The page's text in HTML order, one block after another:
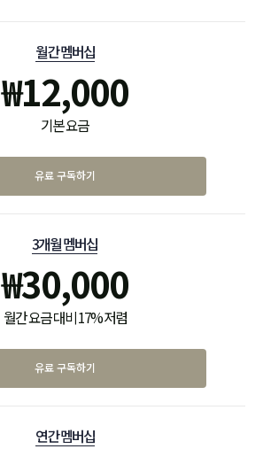
월간 멤버십
₩12,000
기본 요금
유료 구독하기
3개월 멤버십
₩30,000
월간 요금 대비 17% 저렴
유료 구독하기
연간 멤버십